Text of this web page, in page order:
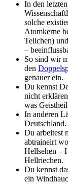
In den
solche
Atomkerne
Teilchen)
–
So sind wir
den
genauer ein.
Du kennst
nicht
was
In anderen
Deutschland.
Du arbeitest
abtraineirt
Hellsehen –
Hellriechen.
Du kennst
ein